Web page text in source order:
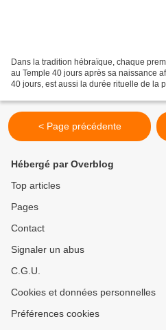
Dans la tradition hébraïque, chaque
au Temple 40 jours après sa naissance
40 jours, est aussi la durée rituelle de la
< Page précédente
Hébergé par Overblog
Top articles
Pages
Contact
Signaler un abus
C.G.U.
Cookies et données personnelles
Préférences cookies